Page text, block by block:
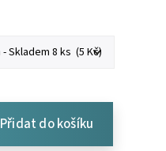
Přidat do košíku